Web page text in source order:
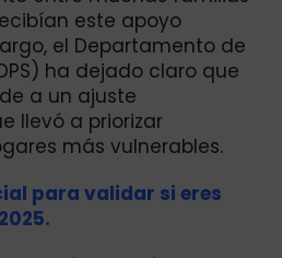
este apoyo
el Departamento de
ha dejado claro que
a un ajuste
llevó a priorizar
más vulnerables.
para validar si eres